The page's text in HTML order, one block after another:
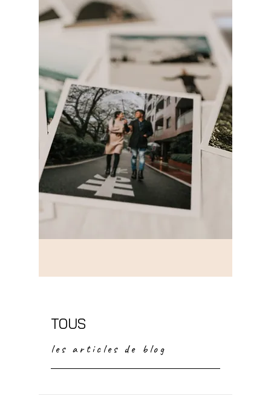
TOUS
les articles de blog